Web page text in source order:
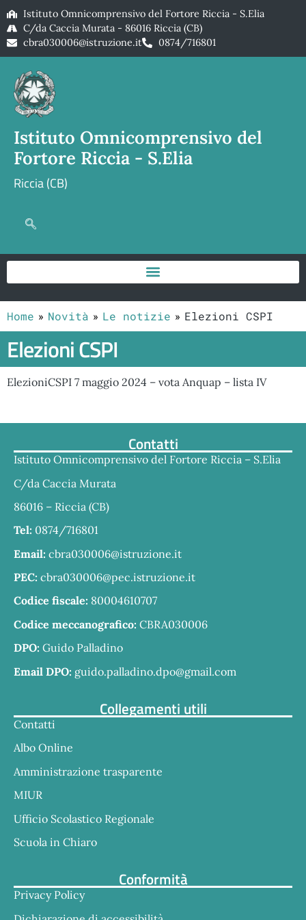
Istituto Omnicomprensivo del Fortore Riccia - S.Elia
C/da Caccia Murata - 86016 Riccia (CB)
cbra030006@istruzione.it
0874/716801
Istituto Omnicomprensivo del
Fortore Riccia - S.Elia
Riccia (CB)
Home Novità Le notizie Elezioni CSPI
Elezioni CSPI
ElezioniCSPI 7 maggio 2024 – vota Anquap – lista IV
Contatti
Istituto Omnicomprensivo del Fortore Riccia – S.Elia
C/da Caccia Murata
86016 – Riccia (CB)
Tel: 0874/716801
Email: cbra030006@istruzione.it
PEC: cbra030006@pec.istruzione.it
Codice fiscale: 80004610707
Codice meccanografico: CBRA030006
DPO: Guido Palladino
Email DPO: guido.palladino.dpo@gmail.com
Collegamenti utili
Contatti
Albo Online
Amministrazione trasparente
MIUR
Ufficio Scolastico Regionale
Scuola in Chiaro
Conformità
Privacy Policy